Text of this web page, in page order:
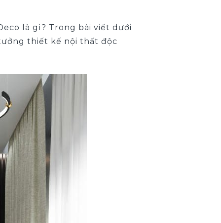
là gì? Trong bài viết dưới
thiết kế nội thất độc